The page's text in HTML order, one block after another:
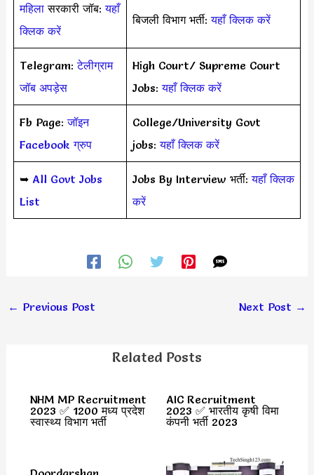
महिलासरकारी जॉब:यहाँ
क्लिक करें
बिजली विभाग भर्ती:यहाँ क्लिक करें
Telegram:टेलीग्राम
जॉब अपड़ेस
High Court/ Supreme Court
Jobs:यहाँ क्लिक करें
Fb Page:जॉइन
Facebook ग्रुप
College/University Govt
jobs:यहाँ क्लिक करें
➥ All Govt Jobs
List
Jobs By Interview भर्ती:यहाँ क्लिक
करें
← Previous Post Next Post →
Related Posts
NHM MP Recruitment
2023 ✅ 1200 मध्य प्रदेश
स्वास्थ्य विभाग भर्ती
AIC Recruitment
2023 ✅ भारतीय कृषी विमा
कंपनी भर्ती 2023